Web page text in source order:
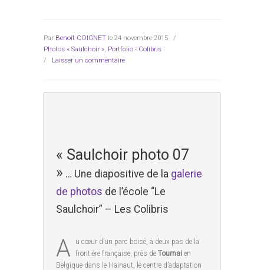
Par Benoît COIGNET le 24 novembre 2015
/
Photos « Saulchoir », Portfolio - Colibris
/ Laisser un commentaire
« Saulchoir photo 07
» … Une diapositive de la galerie
de photos de l’école “Le
Saulchoir” – Les Colibris
A
u cœur d’un parc boisé, à deux pas de la
frontière française, près de Tournai en
Belgique dans le Hainaut, le centre d’adaptation